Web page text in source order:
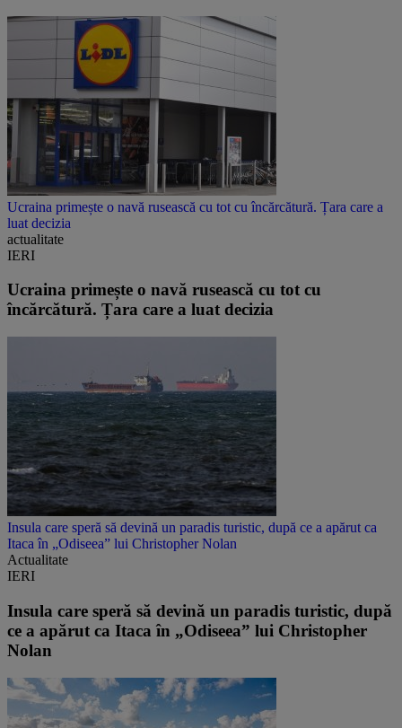
Ucraina primește o navă rusească cu tot cu încărcătură. Țara care a
luat decizia
actualitate
IERI
Ucraina primește o navă rusească cu tot cu
încărcătură. Țara care a luat decizia
Insula care speră să devină un paradis turistic, după ce a apărut ca
Itaca în „Odiseea” lui Christopher Nolan
Actualitate
IERI
Insula care speră să devină un paradis turistic, după
ce a apărut ca Itaca în „Odiseea” lui Christopher
Nolan